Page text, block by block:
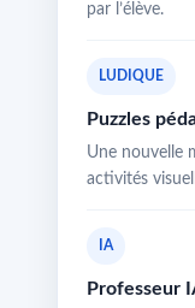
par l’élève.
LUDIQUE
Puzzles
Une nouvelle
activités
IA
Professeur